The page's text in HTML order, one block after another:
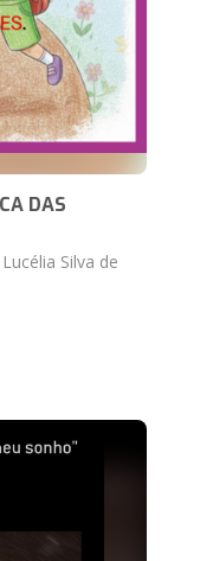
DAS
Silva de